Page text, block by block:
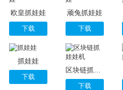
欧皇抓娃娃
下载
顽兔抓娃娃
下载
抓娃娃
下载
下载